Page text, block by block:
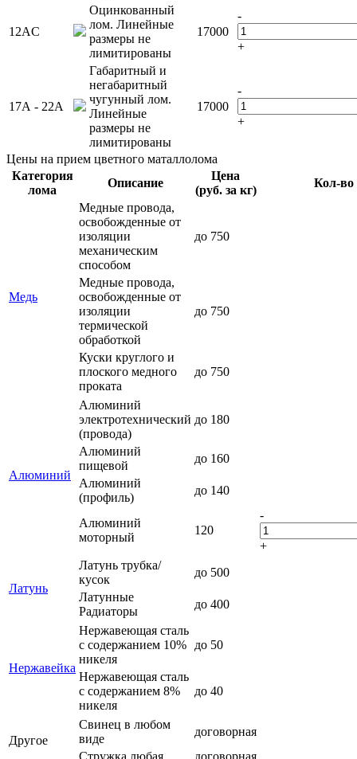
12АC
Оцинкованный
лом. Линейные
размеры не
лимитированы
17000
-
+
17А - 22А
Габаритный и
негабаритный
чугунный лом.
Линейные
размеры не
лимитированы
17000
-
+
Цены на прием цветного маталлолома
Категория
лома
Описание
Цена
(руб. за кг)
Кол-во
Медь
Медные провода,
освобожденные от
изоляции
механическим
способом
до 750
Медные провода,
освобожденные от
изоляции
термической
обработкой
до 750
Куски круглого и
плоского медного
проката
до 750
Алюминий
Алюминий
электротехнический
(провода)
до 180
Алюминий
пищевой
до 160
Алюминий
(профиль)
до 140
Алюминий
моторный
120
-
+
Латунь
Латунь трубка/
кусок
до 500
Латунные
Радиаторы
до 400
Нержавейка
Нержавеющая сталь
с содержанием 10%
никеля
до 50
Нержавеющая сталь
с содержанием 8%
никеля
до 40
Другое
Свинец в любом
виде
договорная
Стружка любая
договорная